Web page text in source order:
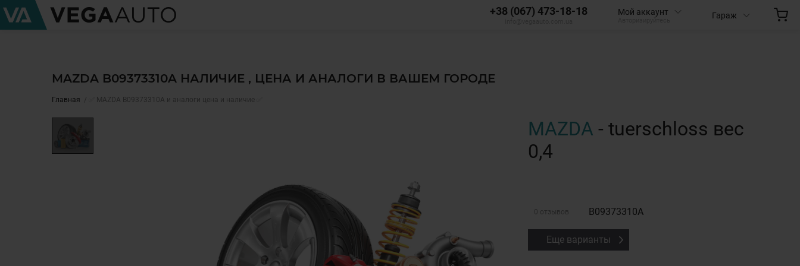
+38 (067) 473-18-18 Мой аккаунт Гараж
MAZDA B09373310A НАЛИЧИЕ , ЦЕНА И АНАЛОГИ В ВАШЕМ ГОРОДЕ
Главная ✅ MAZDA B09373310A и аналоги цена и наличие ✅
MAZDA - tuerschloss вес
0,4
0 отзывов B09373310A
Еще варианты